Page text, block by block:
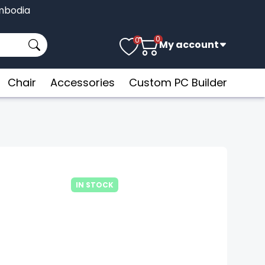
0 0My account
Chair Accessories Custom PC Builder
IN STOCK